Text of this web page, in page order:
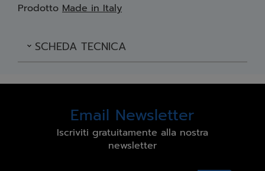
Prodotto Made in Italy
SCHEDA TECNICA
Email Newsletter
Iscriviti gratuitamente alla nostra
newsletter